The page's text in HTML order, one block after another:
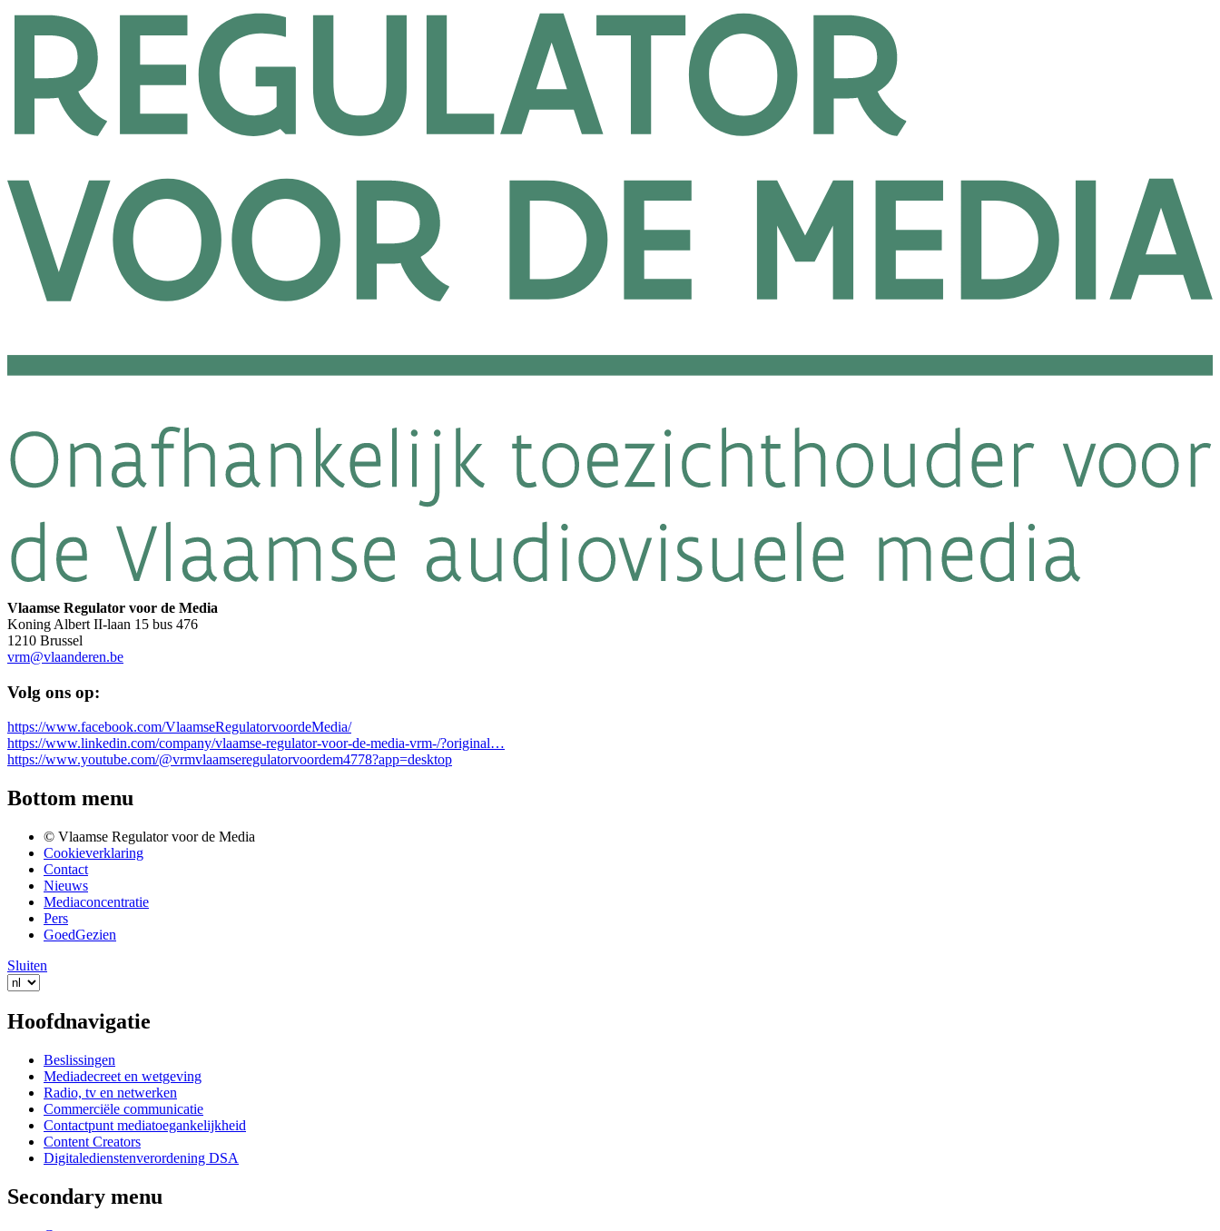
Vlaamse Regulator voor de Media
Koning Albert II-laan 15 bus 476
1210 Brussel
vrm@vlaanderen.be
Volg ons op:
https://www.facebook.com/VlaamseRegulatorvoordeMedia/
https://www.linkedin.com/company/vlaamse-regulator-voor-de-media-vrm-/?original…
https://www.youtube.com/@vrmvlaamseregulatorvoordem4778?app=desktop
Bottom menu
© Vlaamse Regulator voor de Media
Cookieverklaring
Contact
Nieuws
Mediaconcentratie
Pers
GoedGezien
Sluiten
Hoofdnavigatie
Beslissingen
Mediadecreet en wetgeving
Radio, tv en netwerken
Commerciële communicatie
Contactpunt mediatoegankelijkheid
Content Creators
Digitaledienstenverordening DSA
Secondary menu